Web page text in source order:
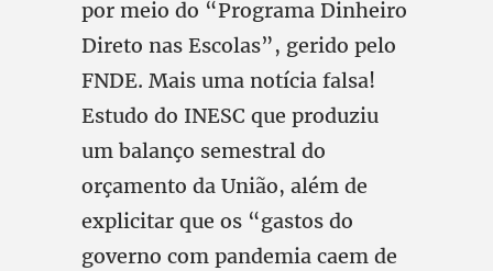
por meio do “Programa Dinheiro
Direto nas Escolas”, gerido pelo
FNDE. Mais uma notícia falsa!
Estudo do INESC que produziu
um balanço semestral do
orçamento da União, além de
explicitar que os “gastos do
governo com pandemia caem de